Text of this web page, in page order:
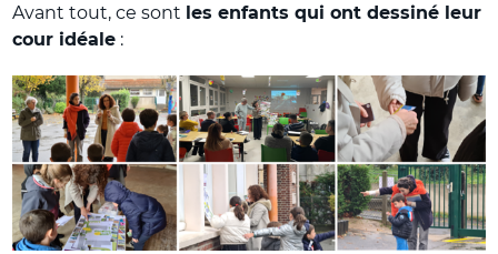
Avant tout, ce sont les enfants qui ont dessiné leur
cour idéale :